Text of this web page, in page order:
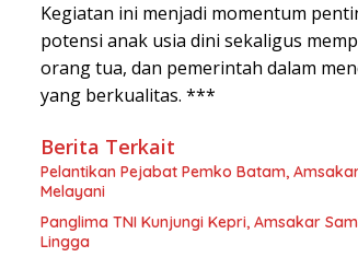
Kegiatan ini menjadi momentum
potensi anak usia dini sekaligus
orang tua, dan pemerintah dalam
yang berkualitas. ***
Berita Terkait
Pelantikan Pejabat Pemko Batam,
Melayani
Panglima TNI Kunjungi Kepri, Amsakar
Lingga